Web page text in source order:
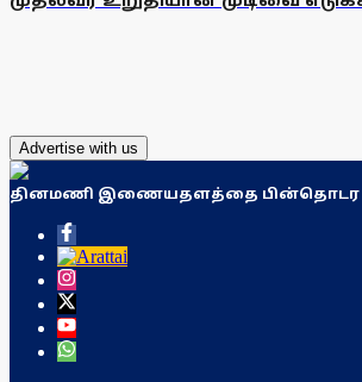
Advertise with us
தினமணி இணையதளத்தை பின்தொடர